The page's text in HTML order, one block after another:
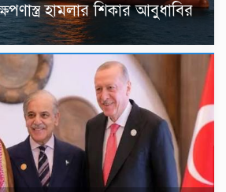
হামলার শিকার আবুধাবির